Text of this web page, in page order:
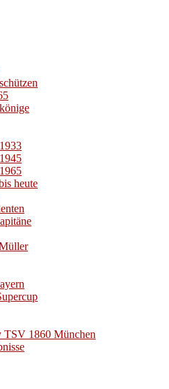
heute
TSV 1860 München